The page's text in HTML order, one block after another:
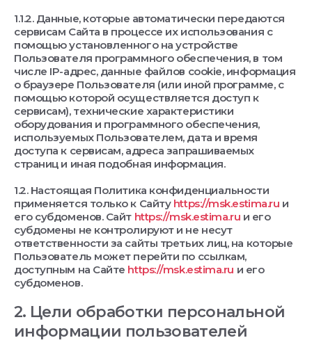
1.1.2. Данные, которые автоматически передаются
сервисам Сайта в процессе их использования с
помощью установленного на устройстве
Пользователя программного обеспечения, в том
числе IP-адрес, данные файлов cookie, информация
о браузере Пользователя (или иной программе, с
помощью которой осуществляется доступ к
сервисам), технические характеристики
оборудования и программного обеспечения,
используемых Пользователем, дата и время
доступа к сервисам, адреса запрашиваемых
страниц и иная подобная информация.
1.2. Настоящая Политика конфиденциальности
применяется только к Сайту https://msk.estima.ru и
его субдоменов. Сайт https://msk.estima.ru и его
субдомены не контролируют и не несут
ответственности за сайты третьих лиц, на которые
Пользователь может перейти по ссылкам,
доступным на Сайте https://msk.estima.ru и его
субдоменов.
2. Цели обработки персональной
информации пользователей